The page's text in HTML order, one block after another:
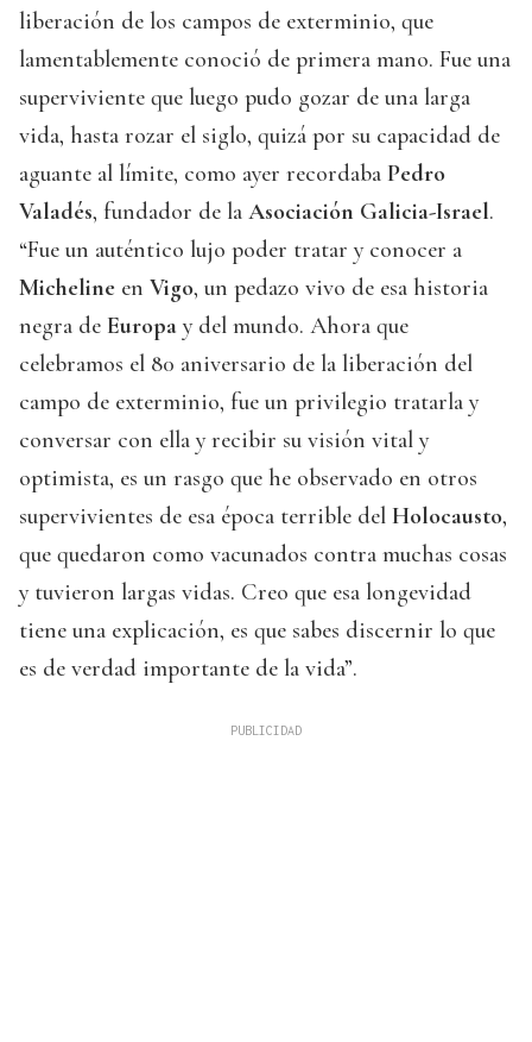
liberación de los campos de exterminio, que
lamentablemente conoció de primera mano. Fue una
superviviente que luego pudo gozar de una larga
vida, hasta rozar el siglo, quizá por su capacidad de
aguante al límite, como ayer recordaba Pedro
Valadés, fundador de la Asociación Galicia-Israel.
“Fue un auténtico lujo poder tratar y conocer a
Micheline en Vigo, un pedazo vivo de esa historia
negra de Europa y del mundo. Ahora que
celebramos el 80 aniversario de la liberación del
campo de exterminio, fue un privilegio tratarla y
conversar con ella y recibir su visión vital y
optimista, es un rasgo que he observado en otros
supervivientes de esa época terrible del Holocausto,
que quedaron como vacunados contra muchas cosas
y tuvieron largas vidas. Creo que esa longevidad
tiene una explicación, es que sabes discernir lo que
es de verdad importante de la vida”.